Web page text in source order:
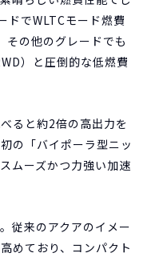
ドでWLTCモード燃費
の他のグレードでも
）と圧倒的な低燃費
ると約2倍の高出力を
の「バイポーラ型ニッ
ムーズかつ力強い加速
従来のアクアのイメー
めており、コンパクト